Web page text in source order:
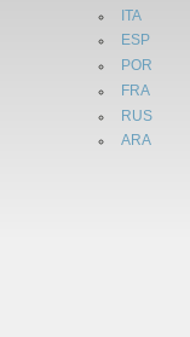
ITA
ESP
POR
FRA
RUS
ARA